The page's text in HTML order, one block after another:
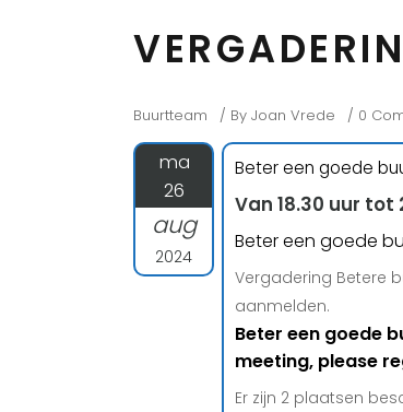
Buurtteam By Joan Vrede 0
ma
26
aug
2024
Beter een goede
Van 18.30 uur tot
Beter een goede
Vergadering Betere
aanmelden.
Beter een goede
meeting, please
Er zijn 2 plaatsen